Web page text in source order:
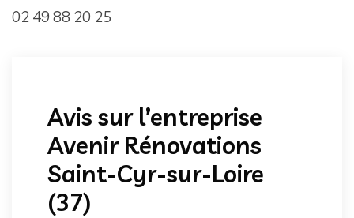
02 49 88 20 25
Avis sur l’entreprise
Avenir Rénovations
Saint-Cyr-sur-Loire
(37)